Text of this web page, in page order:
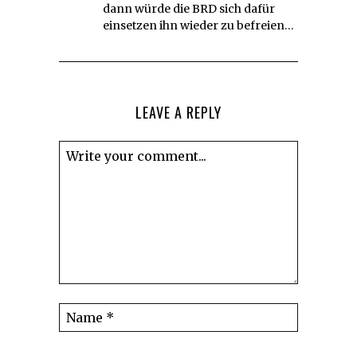
dann würde die BRD sich dafür
einsetzen ihn wieder zu befreien…
LEAVE A REPLY